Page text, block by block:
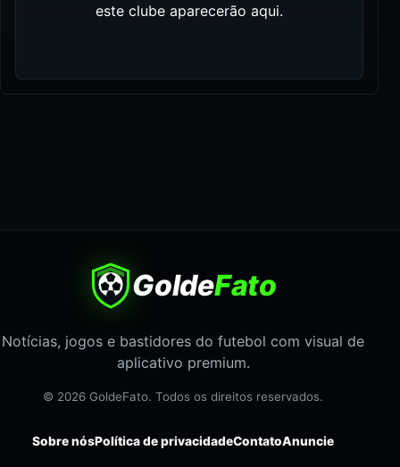
este clube aparecerão aqui.
GoldeFato
Notícias, jogos e bastidores do futebol com visual de
aplicativo premium.
© 2026 GoldeFato. Todos os direitos reservados.
Sobre nósPolítica de privacidadeContatoAnuncie